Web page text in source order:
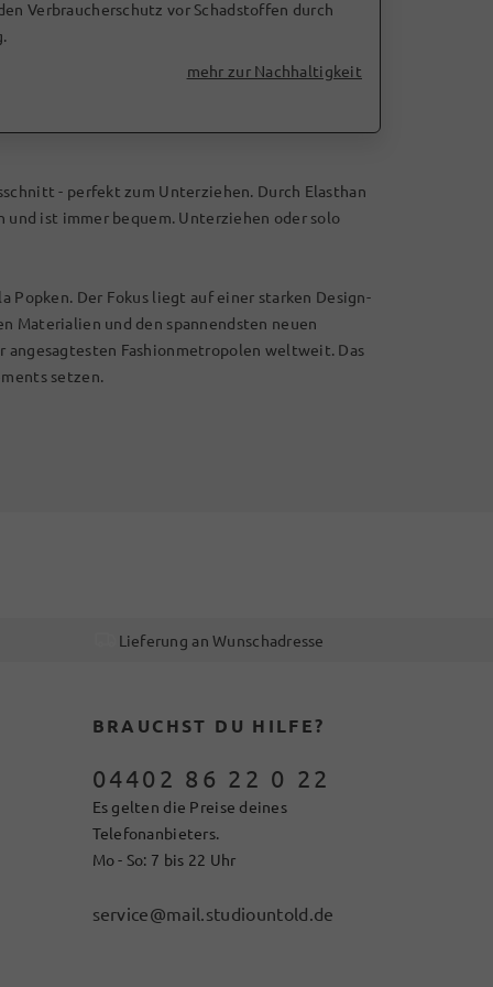
Verbraucherschutz vor Schadstoffen durch
mehr zur Nachhaltigkeit
- perfekt zum Unterziehen. Durch Elasthan
ist immer bequem. Unterziehen oder solo
Popken. Der Fokus liegt auf einer starken Design-
Materialien und den spannendsten neuen
angesagtesten Fashionmetropolen weltweit. Das
setzen.
Lieferung an Wunschadresse
BRAUCHST DU HILFE?
04402 86 22 0 22
Es gelten die Preise deines
Telefonanbieters.
Mo - So: 7 bis 22 Uhr
service@mail.studiountold.de